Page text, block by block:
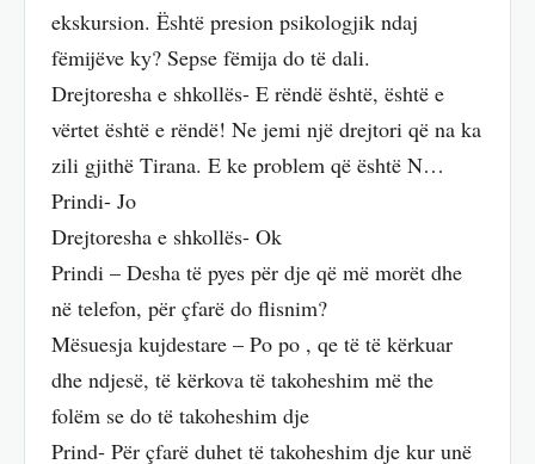
ekskursion. Është presion psikologjik ndaj
fëmijëve ky? Sepse fëmija do të dali.
Drejtoresha e shkollës- E rëndë është, është e
vërtet është e rëndë! Ne jemi një drejtori që na ka
zili gjithë Tirana. E ke problem që është N…
Prindi- Jo
Drejtoresha e shkollës- Ok
Prindi – Desha të pyes për dje që më morët dhe
në telefon, për çfarë do flisnim?
Mësuesja kujdestare – Po po , qe të të kërkuar
dhe ndjesë, të kërkova të takoheshim më the
folëm se do të takoheshim dje
Prind- Për çfarë duhet të takoheshim dje kur unë